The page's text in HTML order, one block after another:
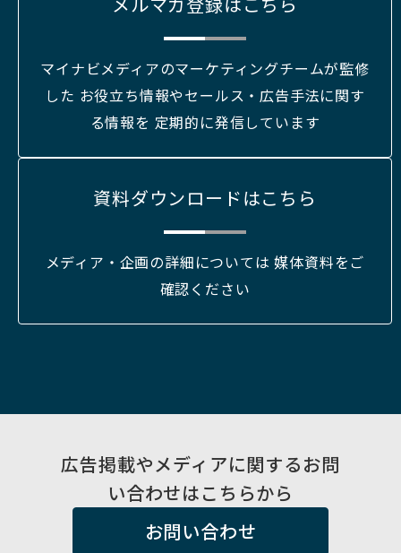
マイナビメディアのマーケティングチームが監修
した お役立ち情報やセールス・広告手法に関す
る情報を 定期的に発信しています
資料ダウンロードはこちら
メディア・企画の詳細については 媒体資料をご
確認ください
広告掲載やメディアに関するお問
い合わせはこちらから
お問い合わせ